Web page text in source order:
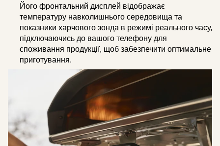
Його фронтальний дисплей відображає
температуру навколишнього середовища та
показники харчового зонда в режимі реального часу,
підключаючись до вашого телефону для
споживання продукції, щоб забезпечити оптимальне
приготування.